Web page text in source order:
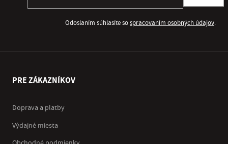
Odoslaním súhlasíte sospracovaním osobných údajov.
PRE ZÁKAZNÍKOV
Doprava a platby
Výdajné miesta